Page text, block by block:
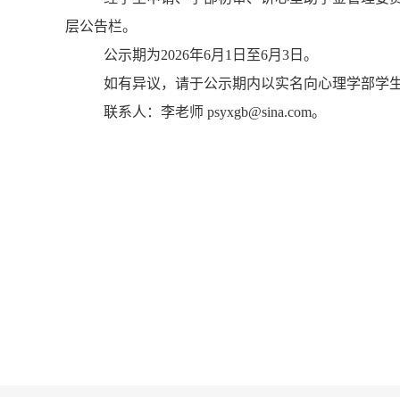
层公告栏。
公示期为2026年6月1日至6月3日。
如有异议，请于公示期内以实名向心理学部学
联系人：李老师 psyxgb@sina.com。